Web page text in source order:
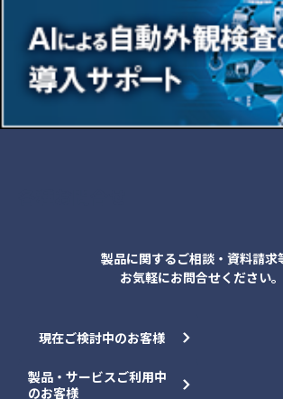
製品に関するご相談・資料請求
お気軽にお問合せください。
現在ご検討中のお客様
製品・サービスご利用中
のお客様